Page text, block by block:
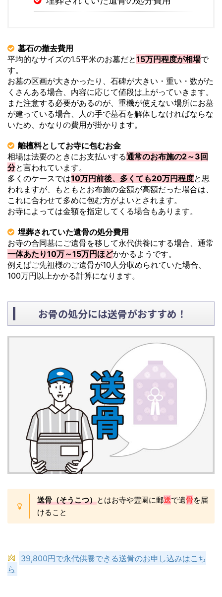
墓石の撤去費用
平均的なサイズの1.5平米のお墓だと15万円程度が相場で
す。
お墓の区画が大きかったり、石碑が大きい・重い・数がた
くさんある場合、内容に応じて値段は上がっていきます。
また注意する必要があるのが、重機が使えない場所にお墓
が建っている場合、人の手で墓石を解体しなければならな
いため、かなりの費用が掛かります。
離檀料としてお寺に包むお金
相場は法要のときにお支払いする通常のお布施の2～3回
分と言われています。
多くのケースでは10万円前後、多くても20万円程度と思
われますが、もともとお布施の金額が高額だった場合は、
これに合わせて多めに包む方がよいとされます。
お寺によっては金額を指定してくる場合もあります。
埋葬されていた遺骨の処分費用
お寺の合同墓にご遺骨を移して永代供養にする場合、通常
一体あたり10万～15万円ほどかかるようです。
例えばご先祖様のご遺骨が10人分収められていた場合、
100万円以上かかる計算になります。
お骨の処分には送骨がおすすめ！
送骨（そうこつ）とはお寺や霊園に郵送で遺骨を届
けること
39,800円で永代供養できる送骨のお申し込みはこち
ら